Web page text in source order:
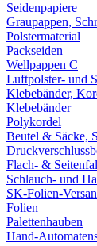
Seidenpapiere
Graupappen,
Polstermaterial
Packseiden
Wellpappen C
Luftpolster- und
Klebebänder,
Klebebänder
Polykordel
Beutel & Säcke,
Flach- &
Schlauch- und
SK-Folien-
Folien
Palettenhauben
Hand-